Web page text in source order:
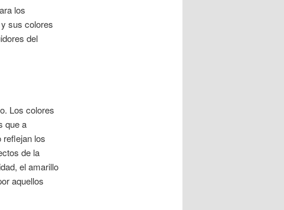
los
sus colores
del
Los colores
que a
los
de la
el amarillo
aquellos